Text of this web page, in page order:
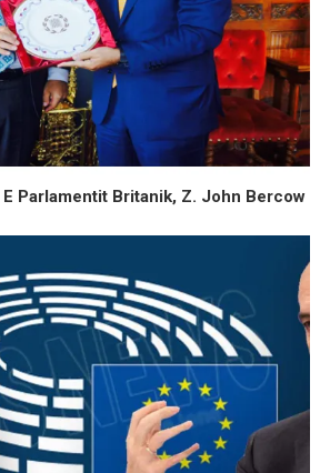
Parlamentit Britanik, Z. John Bercow